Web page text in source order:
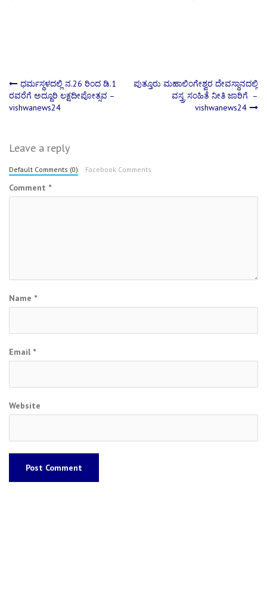
Post
navigation
ಧರ್ಮಸ್ಥಳದಲ್ಲಿ ನ.26 ರಿಂದ ಡಿ.1
ರವರೆಗೆ ಅದ್ದೂರಿ ಲಕ್ಷದೀಪೋತ್ಸವ –
vishwanews24
ಪುತ್ತೂರು ಮಹಾಲಿಂಗೇಶ್ವರ ದೇವಸ್ಥಾನದಲ್ಲಿ
ವಸ್ತ್ರ ಸಂಹಿತೆ ನೀತಿ ಜಾರಿಗೆ –
vishwanews24
Leave a reply
Default Comments (0) Facebook Comments
Comment *
Name *
Email *
Website